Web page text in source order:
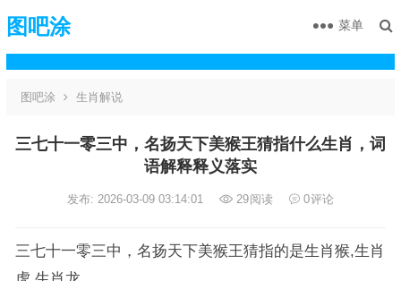
图吧涂 菜单
图吧涂 生肖解说
三七十一零三中，名扬天下美猴王猜指什么生肖，词
语解释释义落实
发布: 2026-03-09 03:14:01 29阅读 0评论
三七十一零三中，名扬天下美猴王猜指的是生肖猴,生肖